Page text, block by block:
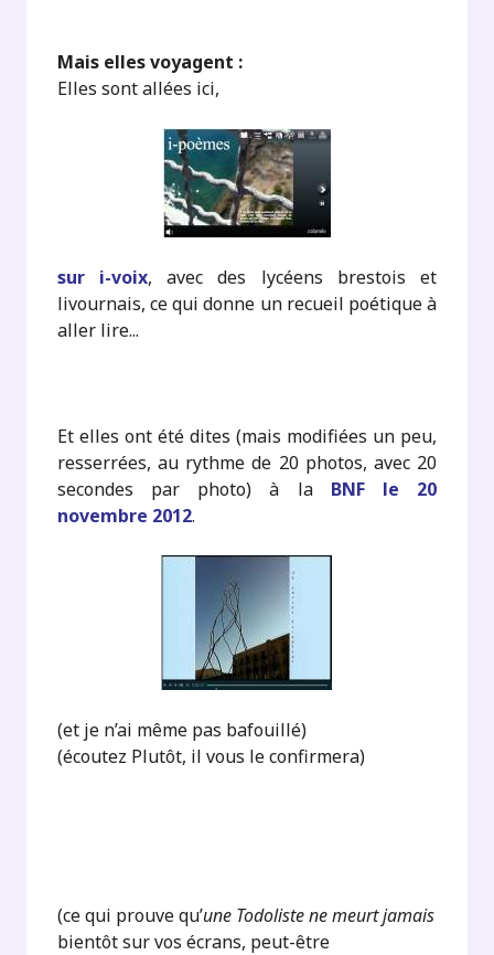
Mais elles voyagent :
Elles sont allées ici,
sur i-voix, avec des lycéens brestois et
livournais, ce qui donne un recueil poétique à
aller lire...
Et elles ont été dites (mais modifiées un peu,
resserrées, au rythme de 20 photos, avec 20
secondes par photo) à la BNF le 20
novembre 2012.
(et je n’ai même pas bafouillé)
(écoutez Plutôt, il vous le confirmera)
(ce qui prouve qu’une Todoliste ne meurt jamais
bientôt sur vos écrans, peut-être